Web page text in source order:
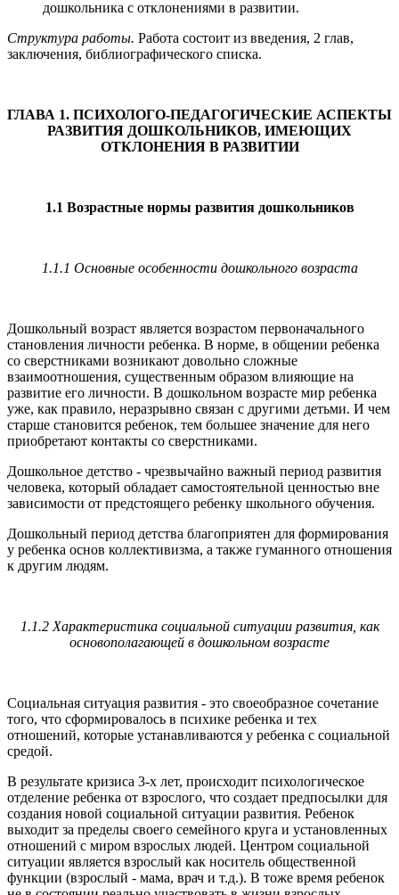
дошкольника с отклонениями в развитии.
Структура работы. Работа состоит из введения, 2 глав,
заключения, библиографического списка.
ГЛАВА 1. ПСИХОЛОГО-ПЕДАГОГИЧЕСКИЕ АСПЕКТЫ
РАЗВИТИЯ ДОШКОЛЬНИКОВ, ИМЕЮЩИХ
ОТКЛОНЕНИЯ В РАЗВИТИИ
1.1 Возрастные нормы развития дошкольников
1.1.1 Основные особенности дошкольного возраста
Дошкольный возраст является возрастом первоначального
становления личности ребенка. В норме, в общении ребенка
со сверстниками возникают довольно сложные
взаимоотношения, существенным образом влияющие на
развитие его личности. В дошкольном возрасте мир ребенка
уже, как правило, неразрывно связан с другими детьми. И чем
старше становится ребенок, тем большее значение для него
приобретают контакты со сверстниками.
Дошкольное детство - чрезвычайно важный период развития
человека, который обладает самостоятельной ценностью вне
зависимости от предстоящего ребенку школьного обучения.
Дошкольный период детства благоприятен для формирования
у ребенка основ коллективизма, а также гуманного отношения
к другим людям.
1.1.2 Характеристика социальной ситуации развития, как
основополагающей в дошкольном возрасте
Социальная ситуация развития - это своеобразное сочетание
того, что сформировалось в психике ребенка и тех
отношений, которые устанавливаются у ребенка с социальной
средой.
В результате кризиса 3-х лет, происходит психологическое
отделение ребенка от взрослого, что создает предпосылки для
создания новой социальной ситуации развития. Ребенок
выходит за пределы своего семейного круга и установленных
отношений с миром взрослых людей. Центром социальной
ситуации является взрослый как носитель общественной
функции (взрослый - мама, врач и т.д.). В тоже время ребенок